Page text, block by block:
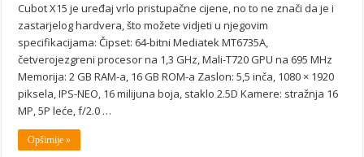
Cubot X15 je uređaj vrlo pristupačne cijene, no to ne znači da je i
zastarjelog hardvera, što možete vidjeti u njegovim
specifikacijama: Čipset: 64-bitni Mediatek MT6735A,
četverojezgreni procesor na 1,3 GHz, Mali-T720 GPU na 695 MHz
Memorija: 2 GB RAM-a, 16 GB ROM-a Zaslon: 5,5 inča, 1080 × 1920
piksela, IPS-NEO, 16 milijuna boja, staklo 2.5D Kamere: stražnja 16
MP, 5P leće, f/2.0 …
Opširnije »